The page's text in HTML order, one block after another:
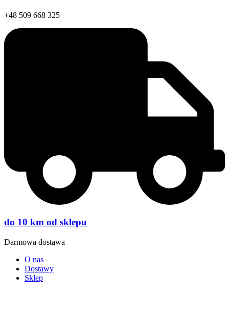
+48 509 668 325
do 10 km od sklepu
Darmowa dostawa
O nas
Dostawy
Sklep